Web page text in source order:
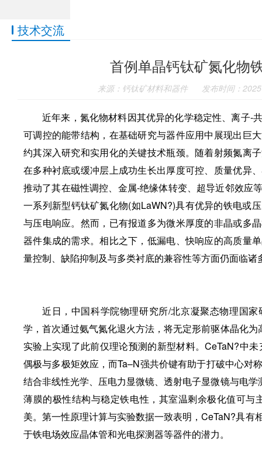
技术交流
首例单晶钙钛矿氮化物
来源：钙钛矿材料和器件 发布时间：
近年来，氮化物材料因其优异的化学稳定性、离子-
可调控的能带结构，在基础研究与器件应用中展现出巨
约其深入研究和实用化的关键技术瓶颈。随着射频氮离
在多种衬底或缓冲层上成功生长出厚度可控、质量优异
推动了其在磁性调控、金属-绝缘体转变、超导近邻效应
一系列新型钙钛矿氮化物(如LaWN?)具有优异的铁电或
与压电响应。然而，已有报道多为微米厚度的非晶或多
器件集成的需求。相比之下，低漏电、快响应的高质量
量控制、缺陷抑制及与多类衬底的兼容性等方面仍面临诸
近日，中国科学院物理研究所/北京凝聚态物理国
学，首次通过氨气氮化退火方法，将无定形前驱体晶化
实验上实现了此前仅理论预测的新型材料。CeTaN?中
偶极与多极矩效应，而Ta–N强共价键有助于打破中心对
结合非线性光学、压电力显微镜、透射电子显微镜与电
薄膜的极性结构与稳定铁电性，其室温剩余极化值可与
美。第一性原理计算与实验数据一致表明，CeTaN?具有
于铁电场效应晶体管和光电探测器等器件的潜力。